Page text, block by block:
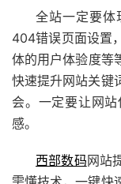
全站一定要体
404错误页面设置
体的用户体验度等
快速提升网站关键
会。一定要让网
感。
西部数码网站